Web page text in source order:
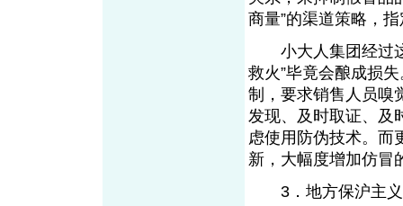
商量”的渠道策略，
小大人集团经过这
救火”毕竟会酿成损
制，要求销售人员嗅
发现、及时取证、及
虑使用防伪技术。而
新，大幅度增加仿冒
3．地方保沪主义